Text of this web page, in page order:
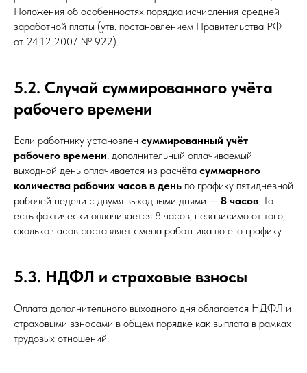
Положения об особенностях порядка исчисления средней
заработной платы (утв. постановлением Правительства РФ
от 24.12.2007 № 922).
5.2. Случай суммированного учёта
рабочего времени
Если работнику установлен суммированный учёт
рабочего времени , дополнительный оплачиваемый
выходной день оплачивается из расчёта суммарного
количества рабочих часов в день по графику пятидневной
рабочей недели с двумя выходными днями — 8 часов . То
есть фактически оплачивается 8 часов, независимо от того,
сколько часов составляет смена работника по его графику.
5.3. НДФЛ и страховые взносы
Оплата дополнительного выходного дня облагается НДФЛ и
страховыми взносами в общем порядке как выплата в рамках
трудовых отношений.